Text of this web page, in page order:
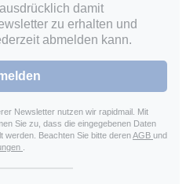
damit
zu erhalten und
abmelden kann.
Newsletter nutzen wir rapidmail. Mit
Sie zu, dass die eingegebenen Daten
werden. Beachten Sie bitte derenAGB und